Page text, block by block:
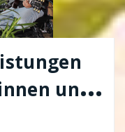
und
die